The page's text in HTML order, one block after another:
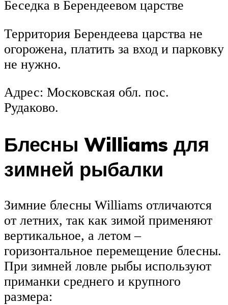
Беседка в Берендеевом царстве
Территория Берендеева царства не
огорожена, платить за вход и парковку
не нужно.
Адрес: Московская обл. пос.
Рудаково.
Блесны Williams для
зимней рыбалки
Зимние блесны Williams отличаются
от летних, так как зимой применяют
вертикальное, а летом –
горизонтальное перемещение блесны.
При зимней ловле рыбы используют
приманки среднего и крупного
размера: